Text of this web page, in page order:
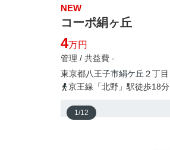
NEW
コーポ絹ヶ丘
4万円
管理 / 共益費 -
東京都八王子市絹ケ丘 ２丁目
京王線「北野」駅徒歩18分
1/12